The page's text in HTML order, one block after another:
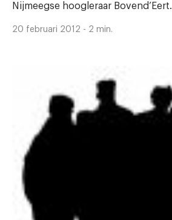
Nijmeegse hoogleraar Bovend’Eert.
20 februari 2012 - 2 min.